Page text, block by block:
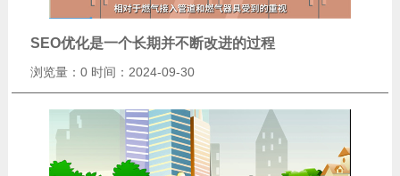
SEO优化是一个长期并不断改进的过程
浏览量：0 时间：2024-09-30